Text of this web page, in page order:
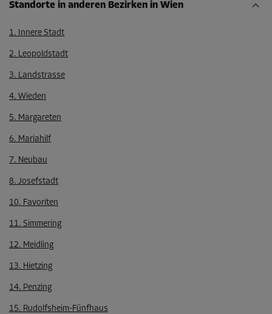
Standorte in anderen Bezirken in Wien
1. Innere Stadt
2. Leopoldstadt
3. Landstrasse
4. Wieden
5. Margareten
6. Mariahilf
7. Neubau
8. Josefstadt
10. Favoriten
11. Simmering
12. Meidling
13. Hietzing
14. Penzing
15. Rudolfsheim-Fünfhaus